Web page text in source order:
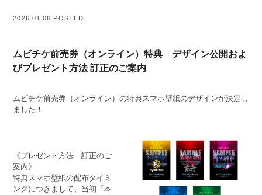
2026.01.06 POSTED
ムビチケ前売券（オンライン）特典 デザイン公開およ
びプレゼント方法 訂正のご案内
ムビチケ前売券（オンライン）の特典スマホ壁紙のデザインが決定し
ました！
《プレゼント方法 訂正のご
案内》
特典スマホ壁紙の配布タイミ
ングにつきまして、当初「本